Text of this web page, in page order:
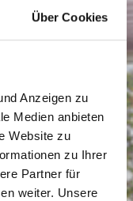
Über Cookies
Anzeigen zu
Medien anbieten
Website zu
zu Ihrer
Partner für
weiter. Unsere